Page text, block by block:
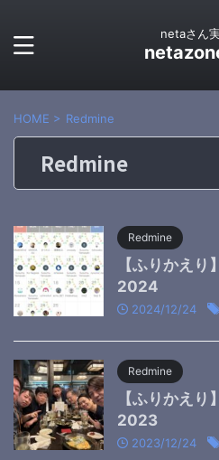
netaさん
HOME > Redmine
Redmine
Redmine
【ふりかえ
2024
2024/12/24
Redmine
【ふりかえ
2023
2023/12/24